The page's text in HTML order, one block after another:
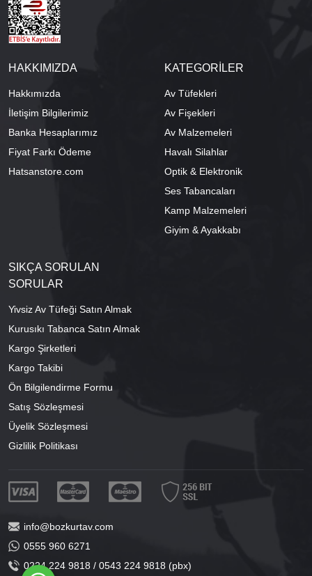
HAKKIMIZDA
Hakkımızda
İletişim Bilgilerimiz
Banka Hesaplarımız
Fiyat Farkı Ödeme
Hatsanstore.com
KATEGORİLER
Av Tüfekleri
Av Fişekleri
Av Malzemeleri
Havalı Silahlar
Optik & Elektronik
Ses Tabancaları
Kamp Malzemeleri
Giyim & Ayakkabı
SIKÇA SORULAN
SORULAR
Yivsiz Av Tüfeği Satın Almak
Kurusıkı Tabanca Satın Almak
Kargo Şirketleri
Kargo Takibi
Ön Bilgilendirme Formu
Satış Sözleşmesi
Üyelik Sözleşmesi
Gizlilik Politikası
info@bozkurtav.com
0555 960 6271
0224 224 9818 / 0543 224 9818 (pbx)